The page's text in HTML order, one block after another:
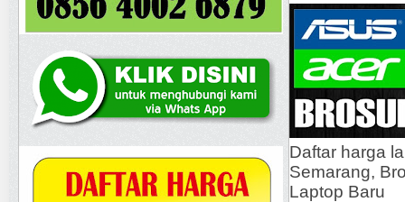
Daftar harga
Semarang,
Laptop Baru